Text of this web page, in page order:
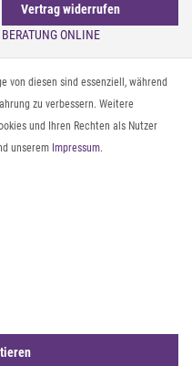
Vertrag widerrufen
BERATUNG ONLINE
Gürtel messen & kürzen
Sonnenbrillen & UV-Schutz
Textilpflege
Textil- und Material-Guide
Geldbörse richtig organisieren
von diesen sind essenziell, während
zu verbessern. Weitere
und Ihren Rechten als Nutzer
unserem Impressum.